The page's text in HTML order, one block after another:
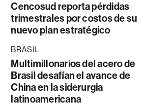
Cencosud reporta pérdidas
trimestrales por costos de su
nuevo plan estratégico
BRASIL
Multimillonarios del acero de
Brasil desafían el avance de
China en la siderurgia
latinoamericana